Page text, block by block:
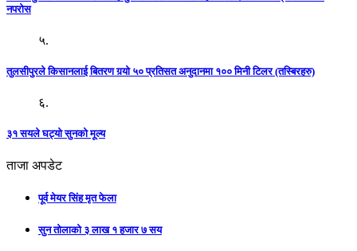
नपरोस
५.
तुलसीपुरले किसानलाई बितरण गर्‍यो ५० प्रतिसत अनुदानमा १०० मिनी टिलर (तस्बिरहरु)
६.
३१ सयले घट्यो सुनको मूल्य
ताजा अपडेट
पूर्व मेयर सिंह मृत फेला
सुन तोलाको ३ लाख १ हजार ७ सय